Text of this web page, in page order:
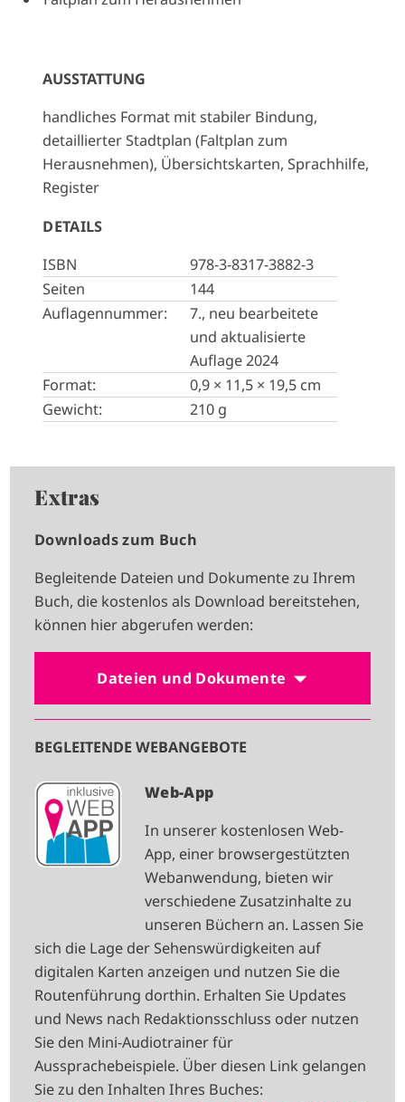
AUSSTATTUNG
handliches Format mit stabiler Bindung,
detaillierter Stadtplan (Faltplan zum
Herausnehmen), Übersichtskarten, Sprachhilfe,
Register
DETAILS
ISBN
978-3-8317-3882-3
Seiten
144
Auflagennummer:
7., neu bearbeitete
und aktualisierte
Auflage 2024
Format:
0,9 × 11,5 × 19,5 cm
Gewicht:
210 g
Extras
Downloads zum Buch
Begleitende Dateien und Dokumente zu Ihrem
Buch, die kostenlos als Download bereitstehen,
können hier abgerufen werden:
Dateien und Dokumente
BEGLEITENDE WEBANGEBOTE
I
M
G
Web-App
In unserer kostenlosen Web-
App, einer browsergestützten
Webanwendung, bieten wir
verschiedene Zusatzinhalte zu
unseren Büchern an. Lassen Sie
sich die Lage der Sehenswürdigkeiten auf
digitalen Karten anzeigen und nutzen Sie die
Routenführung dorthin. Erhalten Sie Updates
und News nach Redaktionsschluss oder nutzen
Sie den Mini-Audiotrainer für
Aussprachebeispiele. Über diesen Link gelangen
Sie zu den Inhalten Ihres Buches: